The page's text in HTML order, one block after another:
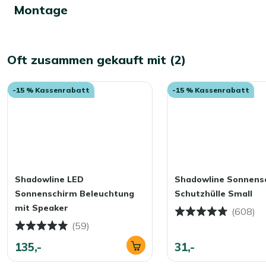
Montage
Oft zusammen gekauft mit (2)
-15 % Kassenrabatt
Shadowline LED
Sonnenschirm Beleuchtung
mit Speaker
(59)
135,-
-15 % Kassenrabatt
Shadowline
Schutzhülle Small
(608)
31,-